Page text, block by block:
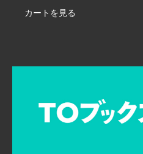
カートを見る